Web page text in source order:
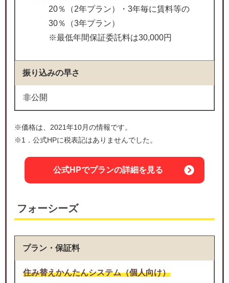
20％（2年プラン）・3年毎に賃料等の
30％（3年プラン）
※最低年間保証委託料は30,000円
振り込みの早さ
非公開
※価格は、2021年10月の情報です。
※1．公式HPに税表記はありませんでした。
公式HPでプランの詳細を見る
フォーシーズ
プラン・保証料
住み替えかんたんシステム（個人向け）